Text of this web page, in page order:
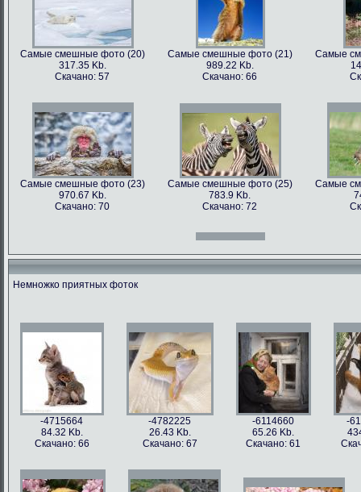
Самые смешные фото (9)
562.79 Kb.
Самые смешные фото (10)
899.22 Kb.
Самые
996.47 Kb.
Скачано: 71
Самые смешные фото (15)
809.97 Kb.
Скачано: 68
Самые смешные фото (16)
674.29 Kb.
Скачано: 79
Самые
Самые смешные фото (20)
317.35 Kb.
Скачано: 57
Самые смешные фото (21)
989.22 Kb.
Скачано: 66
Самые
Самые смешные фото (23)
970.67 Kb.
Скачано: 70
Самые смешные фото (25)
783.9 Kb.
Скачано: 72
Самые
Самые смешные фото (27)
Скачано: 61
Самые смешные фото (28)
1158.5 Kb.
Скачано: 76
Самые
Самые смешные фото (31)
626.42 Kb.
Скачано: 77
Самые смешные фото (33)
1054 Kb.
Скачано: 85
Немножко приятных фоток
-4715664
84.32 Kb.
Скачано: 66
-4782225
26.43 Kb.
Скачано: 67
-6114660
65.26 Kb.
Скачано: 61
-